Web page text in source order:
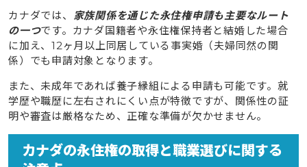
カナダでは、 家族関係を通じた永住権申請も主要なルート
の一つです。カナダ国籍者や永住権保持者と結婚した場合
に加え、12ヶ月以上同居している事実婚（夫婦同然の関
係）でも申請対象となります。
また、未成年であれば養子縁組による申請も可能です。就
学歴や職歴に左右されにくい点が特徴ですが、関係性の証
明や審査は厳格なため、正確な準備が欠かせません。
カナダの永住権の取得と職業選びに関する